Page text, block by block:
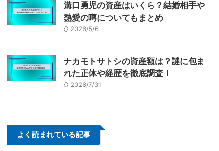
溝口勇児の資産はいくら？結婚相手や
熱愛の噂についてもまとめ
2026/5/6
ナカモトサトシの資産額は？謎に包ま
れた正体や経歴を徹底調査！
2026/7/31
よく読まれている記事